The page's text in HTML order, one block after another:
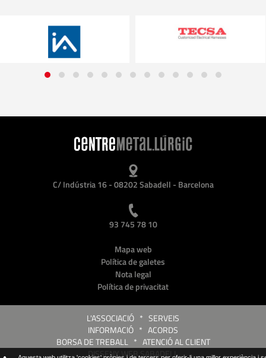
C/ Indústria 16 - 08202 Sabadell - Barcelona
93 745 78 10
Mapa web
Política de galetes
Nota legal
Política de privacitat
L'ASSOCIACIÓ * SERVEIS
INFORMACIÓ * ACORDS
BORSA DE TREBALL* ATENCIÓ AL CLIENT
DISSENY WEB SABADELL